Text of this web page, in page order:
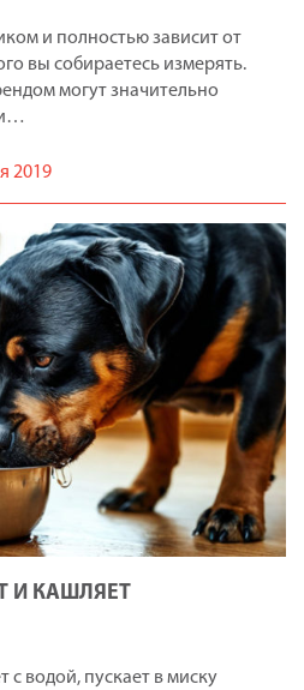
и полностью зависит от
вы собираетесь измерять.
могут значительно
2019
И КАШЛЯЕТ
с водой, пускает в миску